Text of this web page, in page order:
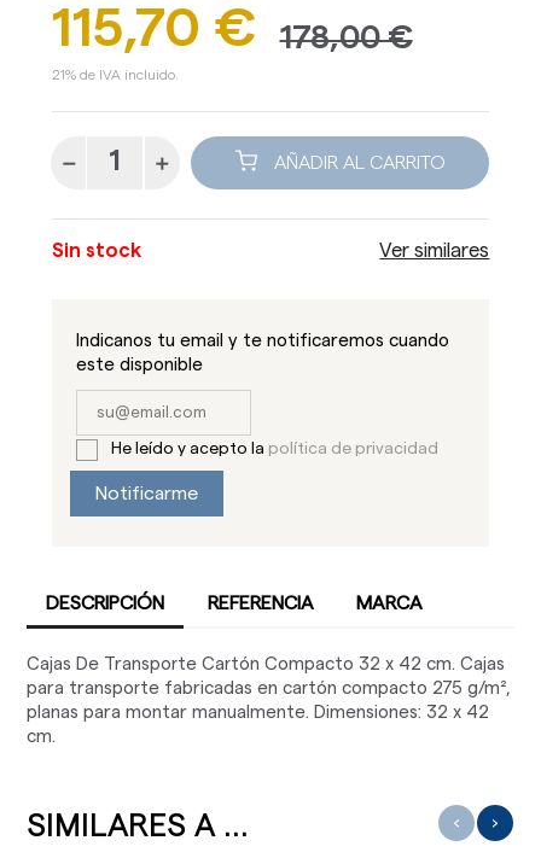
115,70 € 178,00 €
21% de IVA incluido.
AÑADIR AL CARRITO
Sin stock Ver similares
Indicanos tu email y te notificaremos cuando
este disponible
He leído y acepto la política de privacidad
Notificarme
DESCRIPCIÓN REFERENCIA MARCA
Cajas De Transporte Cartón Compacto 32 x 42 cm. Cajas
para transporte fabricadas en cartón compacto 275 g/m²,
planas para montar manualmente. Dimensiones: 32 x 42
cm.
SIMILARES A ... ‹ ›